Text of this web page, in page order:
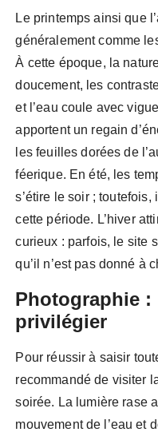
Le printemps ainsi que
généralement comme
À cette époque, la
doucement, les
et l’eau coule avec
apportent un regain
les feuilles dorées de
féerique. En été, les
s’étire le soir ;
cette période. L’hiver
curieux : parfois, le site
qu’il n’est pas donné à
Photographie :
privilégier
Pour réussir à saisir
recommandé de visiter
soirée. La lumière rase
mouvement de l’eau et